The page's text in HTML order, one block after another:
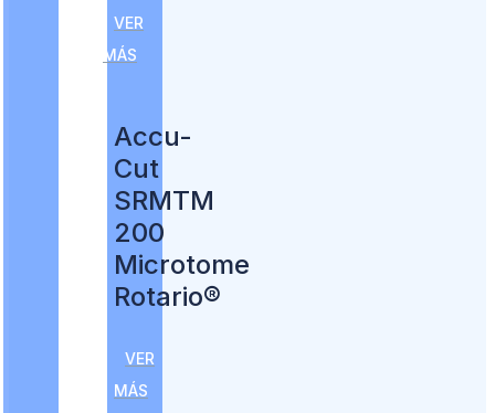
VER
MÁS
Accu-
Cut
SRMTM
200
Microtome
Rotario®
VER
MÁS